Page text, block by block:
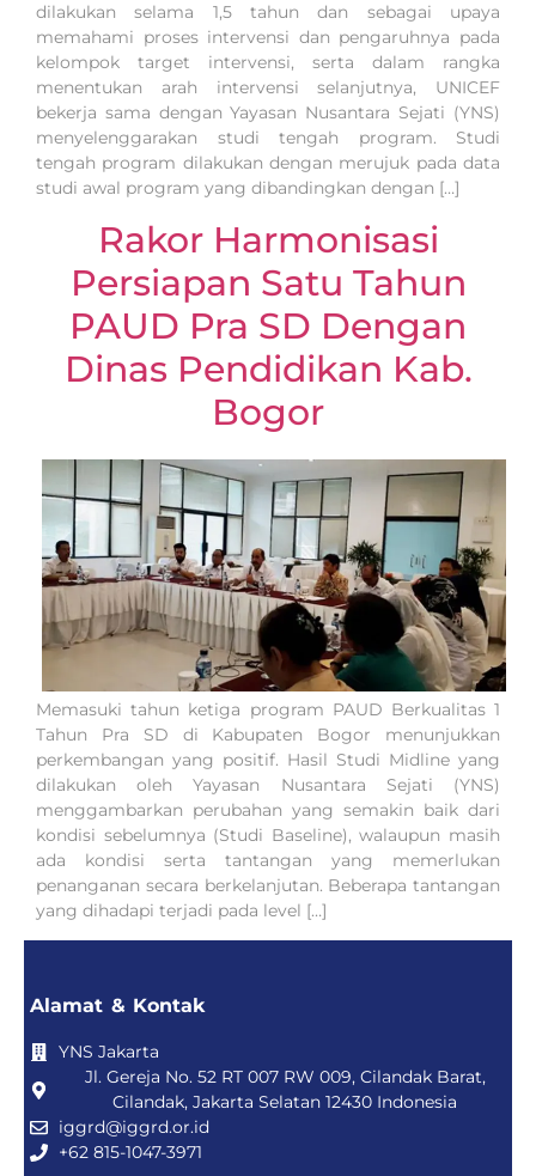
dilakukan selama 1,5 tahun dan sebagai upaya
memahami proses intervensi dan pengaruhnya pada
kelompok target intervensi, serta dalam rangka
menentukan arah intervensi selanjutnya, UNICEF
bekerja sama dengan Yayasan Nusantara Sejati (YNS)
menyelenggarakan studi tengah program. Studi
tengah program dilakukan dengan merujuk pada data
studi awal program yang dibandingkan dengan […]
Rakor Harmonisasi
Persiapan Satu Tahun
PAUD Pra SD Dengan
Dinas Pendidikan Kab.
Bogor
Memasuki tahun ketiga program PAUD Berkualitas 1
Tahun Pra SD di Kabupaten Bogor menunjukkan
perkembangan yang positif. Hasil Studi Midline yang
dilakukan oleh Yayasan Nusantara Sejati (YNS)
menggambarkan perubahan yang semakin baik dari
kondisi sebelumnya (Studi Baseline), walaupun masih
ada kondisi serta tantangan yang memerlukan
penanganan secara berkelanjutan. Beberapa tantangan
yang dihadapi terjadi pada level […]
Alamat & Kontak
YNS Jakarta
Jl. Gereja No. 52 RT 007 RW 009, Cilandak Barat,
Cilandak, Jakarta Selatan 12430 Indonesia
iggrd@iggrd.or.id
+62 815-1047-3971